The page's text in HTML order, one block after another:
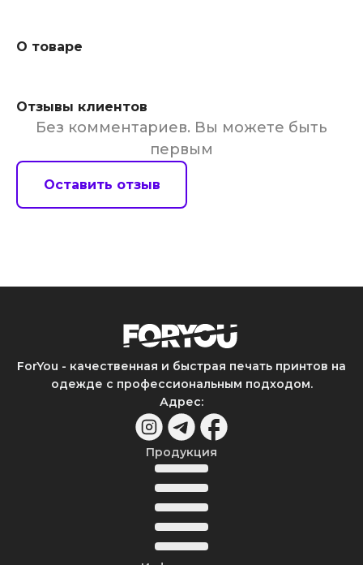
О товаре
Отзывы клиентов
Без комментариев. Вы можете быть
первым
Оставить отзыв
ForYou - качественная и быстрая печать принтов на
одежде с профессиональным подходом.
Адрес:
Продукция